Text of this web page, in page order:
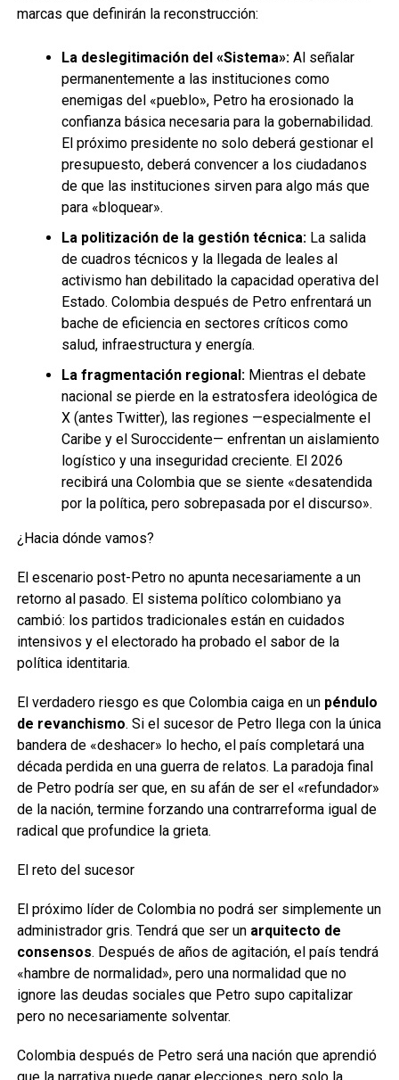
marcas que definirán la reconstrucción:
La deslegitimación del «Sistema»:Al señalar
permanentemente a las instituciones como
enemigas del «pueblo», Petro ha erosionado la
confianza básica necesaria para la gobernabilidad.
El próximo presidente no solo deberá gestionar el
presupuesto, deberá convencer a los ciudadanos
de que las instituciones sirven para algo más que
para «bloquear».
La politización de la gestión técnica:La salida
de cuadros técnicos y la llegada de leales al
activismo han debilitado la capacidad operativa del
Estado. Colombia después de Petro enfrentará un
bache de eficiencia en sectores críticos como
salud, infraestructura y energía.
La fragmentación regional:Mientras el debate
nacional se pierde en la estratosfera ideológica de
X (antes Twitter), las regiones —especialmente el
Caribe y el Suroccidente— enfrentan un aislamiento
logístico y una inseguridad creciente. El 2026
recibirá una Colombia que se siente «desatendida
por la política, pero sobrepasada por el discurso».
¿Hacia dónde vamos?
El escenario post-Petro no apunta necesariamente a un
retorno al pasado. El sistema político colombiano ya
cambió: los partidos tradicionales están en cuidados
intensivos y el electorado ha probado el sabor de la
política identitaria.
El verdadero riesgo es que Colombia caiga en un péndulo
de revanchismo. Si el sucesor de Petro llega con la única
bandera de «deshacer» lo hecho, el país completará una
década perdida en una guerra de relatos. La paradoja final
de Petro podría ser que, en su afán de ser el «refundador»
de la nación, termine forzando una contrarreforma igual de
radical que profundice la grieta.
El reto del sucesor
El próximo líder de Colombia no podrá ser simplemente un
administrador gris. Tendrá que ser un arquitecto de
consensos. Después de años de agitación, el país tendrá
«hambre de normalidad», pero una normalidad que no
ignore las deudas sociales que Petro supo capitalizar
pero no necesariamente solventar.
Colombia después de Petro será una nación que aprendió